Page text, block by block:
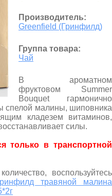
Производитель:
Greenfield (Гринфилд)
Группа товара:
Чай
В ароматном
фруктовом Summer
Bouquet гармонично
спелой малины, шиповника
кладезем витаминов,
силы.
только в транспортной
воспользуйтесь
травяной малина